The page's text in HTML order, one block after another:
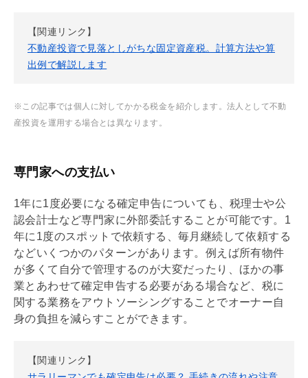
【関連リンク】
不動産投資で見落としがちな固定資産税。計算方法や算
出例で解説します
※この記事では個人に対してかかる税金を紹介します。法人として不動
産投資を運用する場合とは異なります。
専門家への支払い
1年に1度必要になる確定申告についても、税理士や公
認会計士など専門家に外部委託することが可能です。1
年に1度のスポットで依頼する、毎月継続して依頼する
などいくつかのパターンがあります。例えば所有物件
が多くて自分で管理するのが大変だったり、ほかの事
業とあわせて確定申告する必要がある場合など、税に
関する業務をアウトソーシングすることでオーナー自
身の負担を減らすことができます。
【関連リンク】